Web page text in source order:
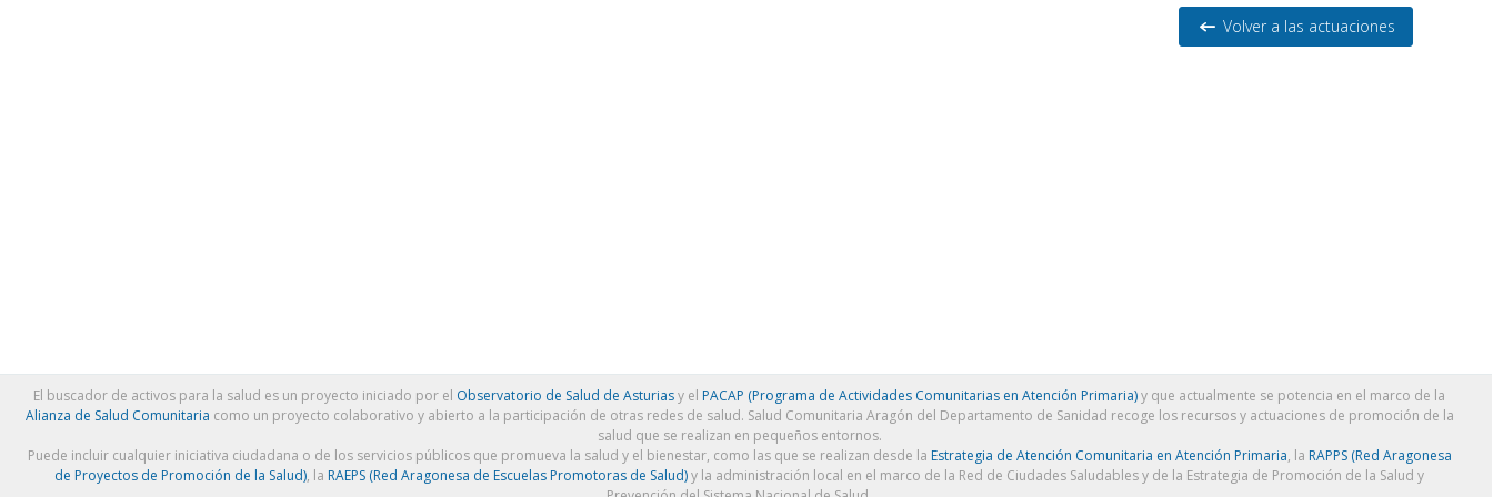
Volver a las actuaciones
El buscador de activos para la salud es un proyecto iniciado por el Observatorio de Salud de Asturiasy el PACAP (Programa de Actividades Comunitarias en Atención Primaria)y que actualmente se potencia en el marco de la
Alianza de Salud Comunitaria como un proyecto colaborativo y abierto a la participación de otras redes de salud. Salud Comunitaria Aragón del Departamento de Sanidad recoge los recursos y actuaciones de promoción de la
salud que se realizan en pequeños entornos.
Puede incluir cualquier iniciativa ciudadana o de los servicios públicos que promueva la salud y el bienestar, como las que se realizan desde la Estrategia de Atención Comunitaria en Atención Primaria, la RAPPS (Red Aragonesa
de Proyectos de Promoción de la Salud), la RAEPS (Red Aragonesa de Escuelas Promotoras de Salud)y la administración local en el marco de la Red de Ciudades Saludables y de la Estrategia de Promoción de la Salud y